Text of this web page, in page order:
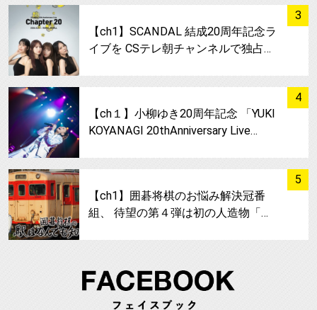
3
【ch1】SCANDAL 結成20周年記念ラ
イブを CSテレ朝チャンネルで独占…
4
【ch１】小柳ゆき20周年記念 「YUKI
KOYANAGI 20thAnniversary Live…
5
サムネイル
【ch1】囲碁将棋のお悩み解決冠番
組、 待望の第４弾は初の人造物「…